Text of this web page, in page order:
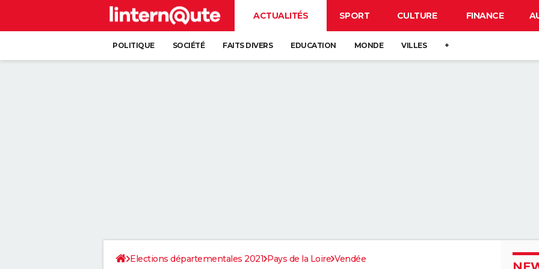
ACTUALITÉS SPORT CULTURE FINANCE
POLITIQUE SOCIÉTÉ FAITS DIVERS EDUCATION MONDE VILLES +
Elections départementales 2021 Pays de la Loire Vendée